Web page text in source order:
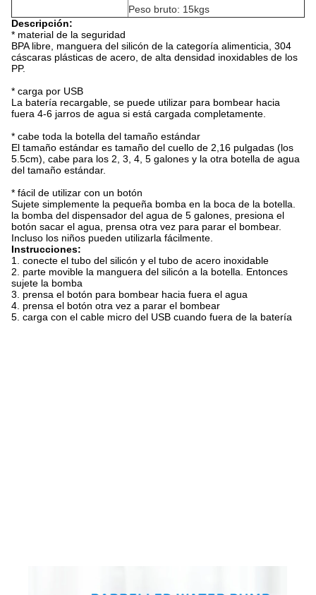
Peso bruto: 15kgs
Descripción:
* material de la seguridad
BPA libre, manguera del silicón de la categoría alimenticia, 304
cáscaras plásticas de acero, de alta densidad inoxidables de los
PP.
* carga por USB
La batería recargable, se puede utilizar para bombear hacia
fuera 4-6 jarros de agua si está cargada completamente.
* cabe toda la botella del tamaño estándar
El tamaño estándar es tamaño del cuello de 2,16 pulgadas (los
5.5cm), cabe para los 2, 3, 4, 5 galones y la otra botella de agua
del tamaño estándar.
* fácil de utilizar con un botón
Sujete simplemente la pequeña bomba en la boca de la botella.
la bomba del dispensador del agua de 5 galones, presiona el
botón sacar el agua, prensa otra vez para parar el bombear.
Incluso los niños pueden utilizarla fácilmente.
Instrucciones:
1. conecte el tubo del silicón y el tubo de acero inoxidable
2. parte movible la manguera del silicón a la botella. Entonces
sujete la bomba
3. prensa el botón para bombear hacia fuera el agua
4. prensa el botón otra vez a parar el bombear
5. carga con el cable micro del USB cuando fuera de la batería